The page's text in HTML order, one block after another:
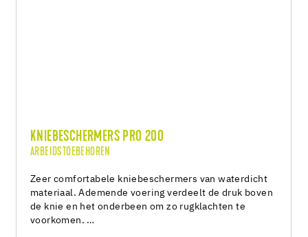
KNIEBESCHERMERS PRO 200
ARBEIDSTOEBEHOREN
Zeer comfortabele kniebeschermers van waterdicht
materiaal. Ademende voering verdeelt de druk boven
de knie en het onderbeen om zo rugklachten te
voorkomen. …